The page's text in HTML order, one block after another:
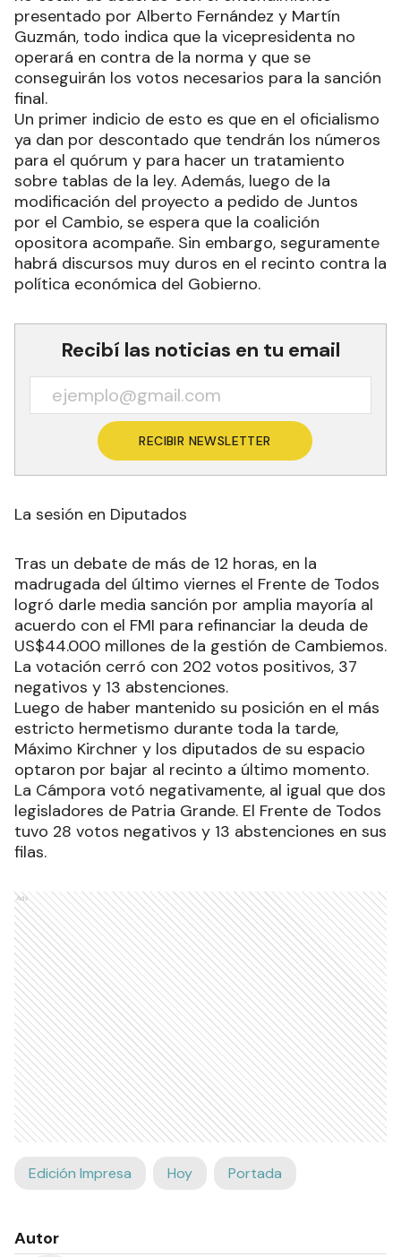
presentado por Alberto Fernández y Martín
Guzmán, todo indica que la vicepresidenta no
operará en contra de la norma y que se
conseguirán los votos necesarios para la sanción
final.
Un primer indicio de esto es que en el oficialismo
ya dan por descontado que tendrán los números
para el quórum y para hacer un tratamiento
sobre tablas de la ley. Además, luego de la
modificación del proyecto a pedido de Juntos
por el Cambio, se espera que la coalición
opositora acompañe. Sin embargo, seguramente
habrá discursos muy duros en el recinto contra la
política económica del Gobierno.
Recibí las noticias en tu email
RECIBIR NEWSLETTER
La sesión en Diputados
Tras un debate de más de 12 horas, en la
madrugada del último viernes el Frente de Todos
logró darle media sanción por amplia mayoría al
acuerdo con el FMI para refinanciar la deuda de
US$44.000 millones de la gestión de Cambiemos.
La votación cerró con 202 votos positivos, 37
negativos y 13 abstenciones.
Luego de haber mantenido su posición en el más
estricto hermetismo durante toda la tarde,
Máximo Kirchner y los diputados de su espacio
optaron por bajar al recinto a último momento.
La Cámpora votó negativamente, al igual que dos
legisladores de Patria Grande. El Frente de Todos
tuvo 28 votos negativos y 13 abstenciones en sus
filas.
Ads
Edición Impresa Hoy Portada
Autor